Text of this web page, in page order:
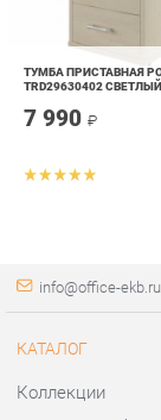
info@office-ekb.ru
Коллекции
Столы и Тумбы
Стулья и Кресла